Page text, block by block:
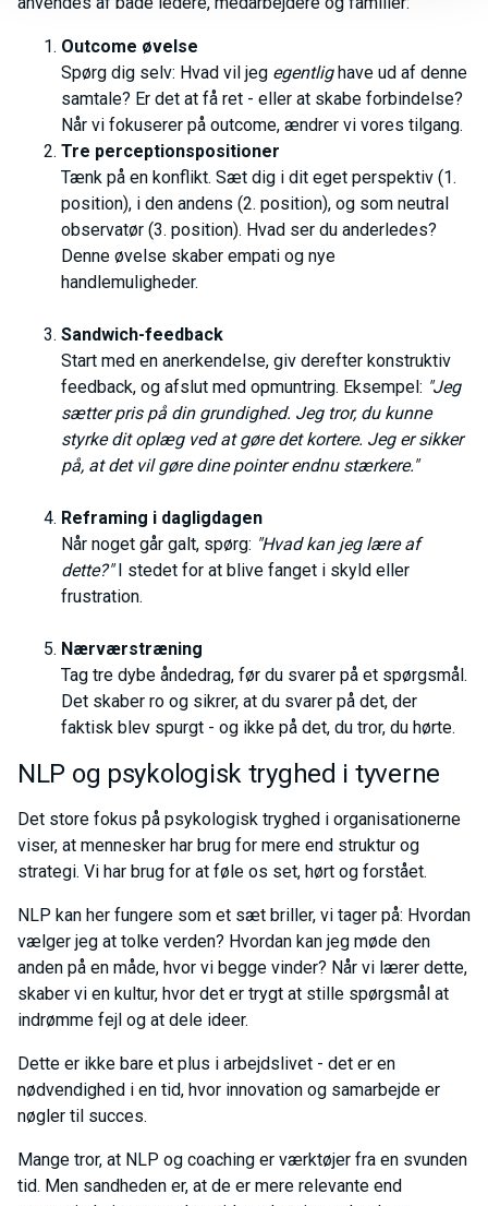
Outcome øvelse
Spørg dig selv: Hvad vil jeg egentlighave ud af denne
samtale? Er det at få ret - eller at skabe forbindelse?
Når vi fokuserer på outcome, ændrer vi vores tilgang.
Tre perceptionspositioner
Tænk på en konflikt. Sæt dig i dit eget perspektiv (1.
position), i den andens (2. position), og som neutral
observatør (3. position). Hvad ser du anderledes?
Denne øvelse skaber empati og nye
handlemuligheder.
Sandwich-feedback
Start med en anerkendelse, giv derefter konstruktiv
feedback, og afslut med opmuntring. Eksempel: "Jeg
sætter pris på din grundighed. Jeg tror, du kunne
styrke dit oplæg ved at gøre det kortere. Jeg er sikker
på, at det vil gøre dine pointer endnu stærkere."
Reframing i dagligdagen
Når noget går galt, spørg: "Hvad kan jeg lære af
dette?"I stedet for at blive fanget i skyld eller
frustration.
Nærværstræning
Tag tre dybe åndedrag, før du svarer på et spørgsmål.
Det skaber ro og sikrer, at du svarer på det, der
faktisk blev spurgt - og ikke på det, du tror, du hørte.
NLP og psykologisk tryghed i tyverne
Det store fokus på psykologisk tryghed i organisationerne
viser, at mennesker har brug for mere end struktur og
strategi. Vi har brug for at føle os set, hørt og forstået.
NLP kan her fungere som et sæt briller, vi tager på: Hvordan
vælger jeg at tolke verden? Hvordan kan jeg møde den
anden på en måde, hvor vi begge vinder? Når vi lærer dette,
skaber vi en kultur, hvor det er trygt at stille spørgsmål at
indrømme fejl og at dele ideer.
Dette er ikke bare et plus i arbejdslivet - det er en
nødvendighed i en tid, hvor innovation og samarbejde er
nøgler til succes.
Mange tror, at NLP og coaching er værktøjer fra en svunden
tid. Men sandheden er, at de er mere relevante end